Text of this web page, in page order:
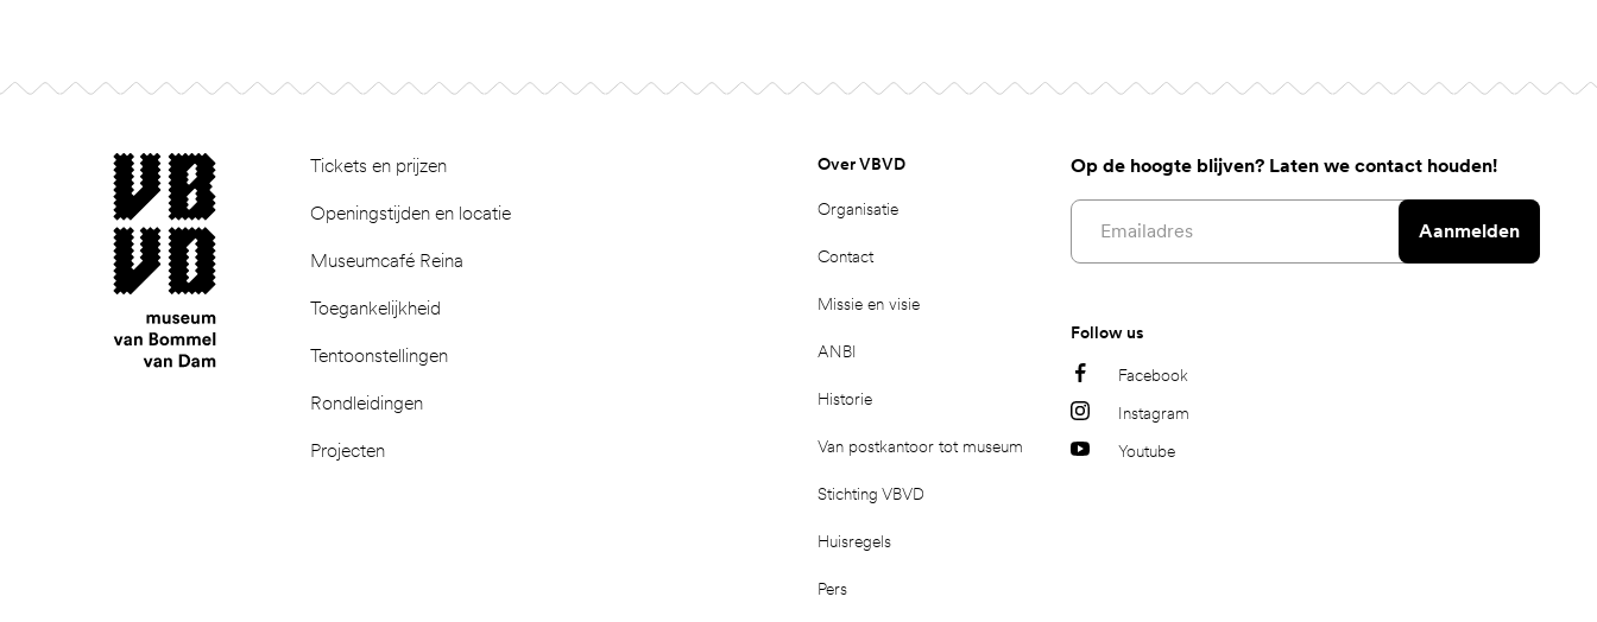
Tickets en prijzen
Openingstijden en locatie
Museumcafé Reina
Toegankelijkheid
Tentoonstellingen
Rondleidingen
Projecten
museum van Bommel van Dam Over VBVD
Organisatie
Contact
Missie en visie
ANBI
Historie
Van postkantoor tot museum
Stichting VBVD
Huisregels
Pers
Op de hoogte blijven? Laten we contact houden!
Email address
Aanmelden
Follow us
Facebook
Instagram
Youtube